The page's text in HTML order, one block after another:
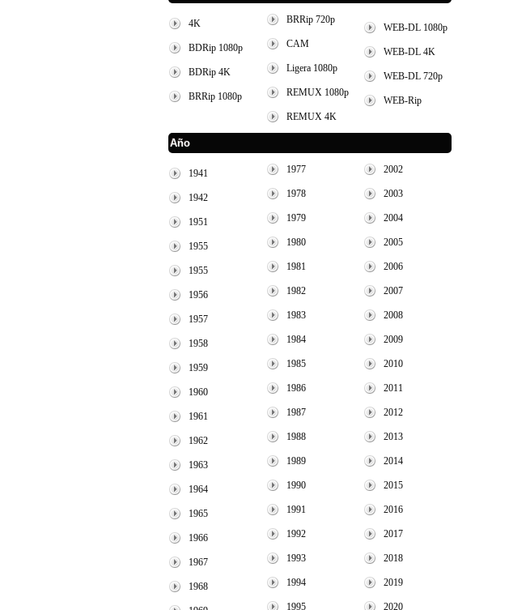
4K
BDRip 1080p
BDRip 4K
BRRip 1080p
BRRip 720p
CAM
Ligera 1080p
REMUX 1080p
REMUX 4K
WEB-DL 1080p
WEB-DL 4K
WEB-DL 720p
WEB-Rip
Año
1941
1942
1951
1955
1955
1956
1957
1958
1959
1960
1961
1962
1963
1964
1965
1966
1967
1968
1977
1978
1979
1980
1981
1982
1983
1984
1985
1986
1987
1988
1989
1990
1991
1992
1993
1994
1995
2002
2003
2004
2005
2006
2007
2008
2009
2010
2011
2012
2013
2014
2015
2016
2017
2018
2019
2020